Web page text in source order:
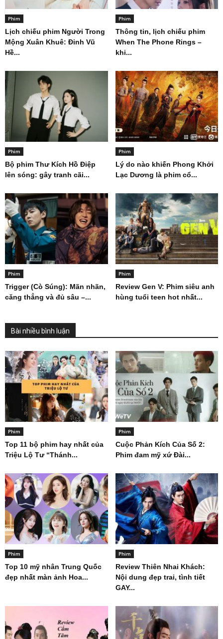
Phim
Lịch chiếu phim Người Trong
Mộng Xuân Khuê: Đinh Vũ
Hề...
Phim
Thông tin, lịch chiếu phim
When The Phone Rings –
khi...
Phim
Bộ phim Thư Kích Hồ Điệp
lên sóng: gây tranh cãi...
Phim
Lý do nào khiến Phong Khởi
Lạc Dương là phim cổ...
Phim
Trigger (Cò Súng): Mãn nhãn,
căng thẳng và đủ sâu –...
Phim
Review Gen V: Phim siêu anh
hùng tuổi teen hot nhất...
Bài nhiều bình luận
Phim
Top 11 bộ phim hay nhất của
Triệu Lộ Tư “Thánh...
Phim
Cuộc Phản Kích Của Số 2:
Phim đam mỹ xứ Đài...
Phim
Top 10 mỹ nhân Trung Quốc
đẹp nhất màn ảnh Hoa...
Phim
Review Thiên Nhai Khách:
Nội dung đẹp trai, tình tiết
GAY...